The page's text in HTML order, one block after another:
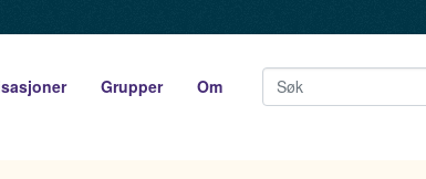
Grupper Om